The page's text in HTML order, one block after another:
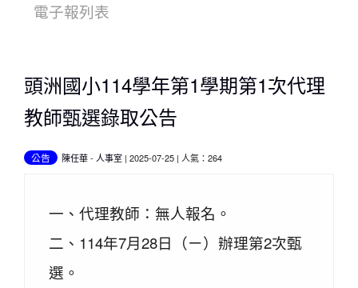
電子報列表
頭洲國小114學年第1學期第1次代理
教師甄選錄取公告
公告 陳任華- 人事室 | 2025-07-25 | 人氣：264
一、代理教師：無人報名。
二、114年7月28日（ㄧ）辦理第2次甄
選。